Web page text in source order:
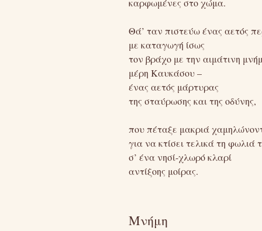
καρφωμένες στο χώμα.
Θά’ ταν πιστεύω ένας αετός
με καταγωγή ίσως
τον βράχο με την αιμάτινη
μέρη Καυκάσου –
ένας αετός μάρτυρας
της σταύρωσης και της οδύνης,
που πέταξε μακριά
για να κτίσει τελικά τη φωλιά
σ’ ένα νησί-χλωρό κλαρί
αντίξοης μοίρας.
Μνήμη